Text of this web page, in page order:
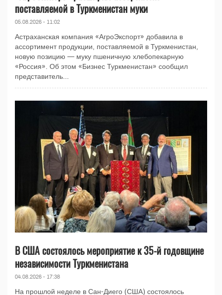
поставляемой в Туркменистан муки
05.08.2026 - 11:02
Астраханская компания «АгроЭкспорт» добавила в
ассортимент продукции, поставляемой в Туркменистан,
новую позицию — муку пшеничную хлебопекарную
«Россия». Об этом «Бизнес Туркменистан» сообщил
представитель...
В США состоялось мероприятие к 35-й годовщине
независимости Туркменистана
04.08.2026 - 17:38
На прошлой неделе в Сан-Диего (США) состоялось